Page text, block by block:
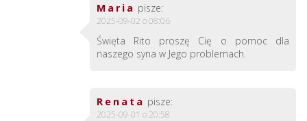
Maria pisze:
2025-09-02 o 08:06
Święta Rito proszę Cię o pomoc dla
naszego syna w Jego problemach.
Renata pisze:
2025-09-01 o 20:58